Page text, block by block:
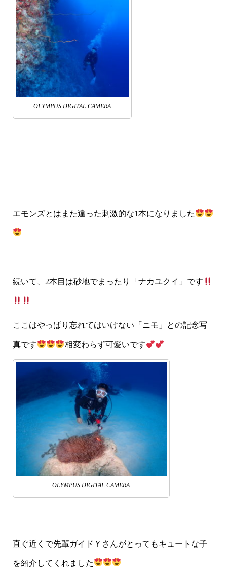
OLYMPUS DIGITAL CAMERA
エモンズとはまた違った刺激的な1本になりました
続いて、2本目は砂地でまったり「ナカユクイ」です
ここはやっぱり忘れてはいけない「ニモ」との記念写
真です 相変わらず可愛いです
OLYMPUS DIGITAL CAMERA
直ぐ近くで先輩ガイドＹさんがとってもキュートな子
を紹介してくれました